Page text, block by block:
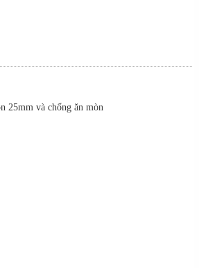
25mm và chống ăn mòn